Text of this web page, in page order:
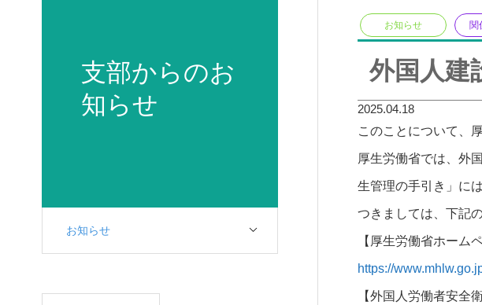
支部からのお
知らせ
お知らせ
お知らせ 関
外国人建
2025.04.18
このことについて、
厚生労働省では、外
生管理の手引き」に
つきましては、下記
【厚生労働省ホーム
https://
【外国人労働者安全